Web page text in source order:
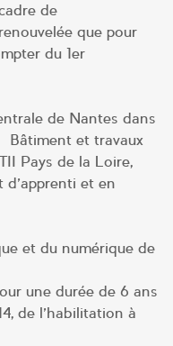
de
que pour
du 1er
de Nantes dans
Bâtiment et travaux
Pays de la Loire,
et en
et du numérique de
une durée de 6 ans
de l’habilitation à